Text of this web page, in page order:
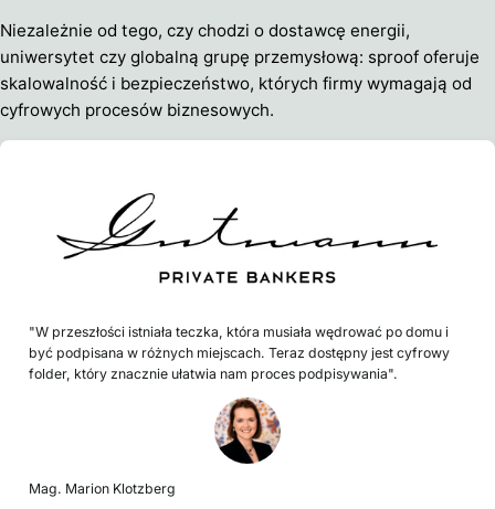
Niezależnie od tego, czy chodzi o dostawcę energii,
uniwersytet czy globalną grupę przemysłową: sproof oferuje
skalowalność i bezpieczeństwo, których firmy wymagają od
cyfrowych procesów biznesowych.
"W przeszłości istniała teczka, która musiała wędrować po domu i
być podpisana w różnych miejscach. Teraz dostępny jest cyfrowy
folder, który znacznie ułatwia nam proces podpisywania".
Mag. Marion Klotzberg